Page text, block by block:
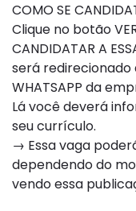
COMO SE
Clique no botão
CANDIDATAR A
será
WHATSAPP da
Lá você deverá
seu currículo.
→ Essa vaga
dependendo do
vendo essa